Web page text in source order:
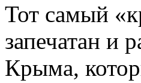
Тот самый
запечатан и
Крыма,